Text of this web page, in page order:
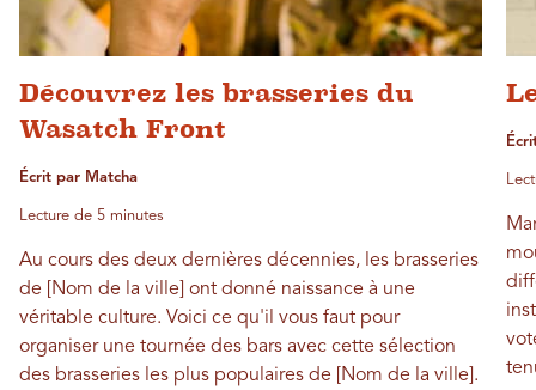
Découvrez les brasseries du
Wasatch Front
Écrit par Matcha
Lecture de 5 minutes
Au cours des deux dernières décennies, les brasseries
de [Nom de la ville] ont donné naissance à une
véritable culture. Voici ce qu'il vous faut pour
organiser une tournée des bars avec cette sélection
des brasseries les plus populaires de [Nom de la ville].